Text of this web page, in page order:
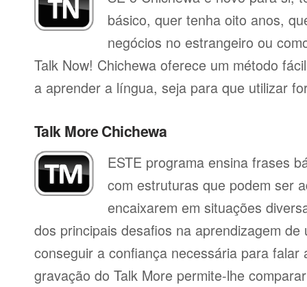
básico, quer tenha oito anos,
negócios no estrangeiro ou
Talk Now! Chichewa oferece um método
a aprender a língua, seja para que utilizar
Talk More Chichewa
ESTE programa ensina frases
com estruturas que podem ser
encaixarem em situações
dos principais desafios na aprendizagem
conseguir a confiança necessária para
gravação do Talk More permite-lhe